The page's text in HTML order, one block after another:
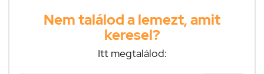
Nem találod a lemezt, amit
keresel?
Itt megtalálod: